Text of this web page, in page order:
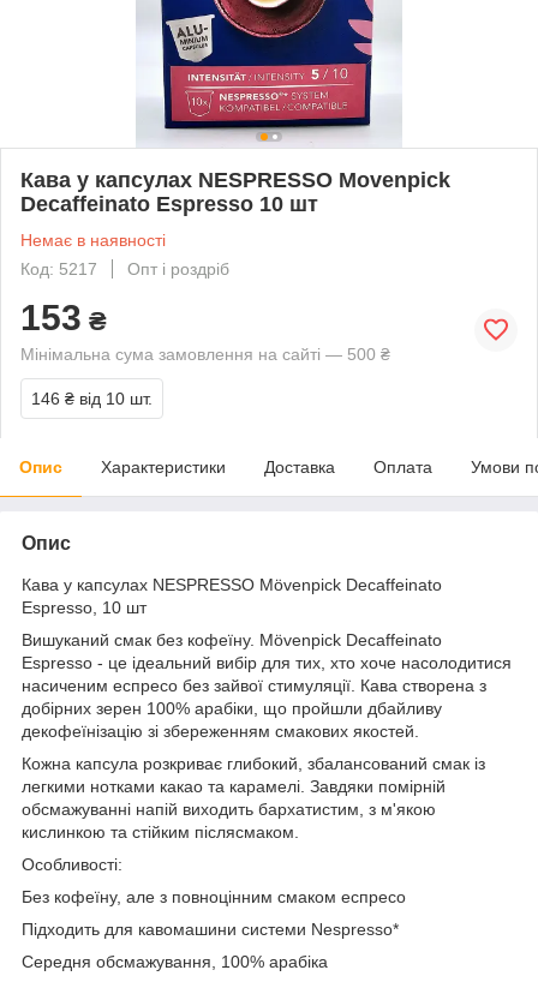
Кава у капсулах NESPRESSO Movenpick
Decaffeinato Espresso 10 шт
Немає в наявності
Код: 5217
Опт і роздріб
153 ₴
Мінімальна сума замовлення на сайті — 500 ₴
146 ₴ від 10 шт.
Опис Характеристики Доставка Оплата Умови
Опис
Кава у капсулах NESPRESSO Mövenpick Decaffeinato
Espresso, 10 шт
Вишуканий смак без кофеїну. Mövenpick Decaffeinato
Espresso - це ідеальний вибір для тих, хто хоче насолодитися
насиченим еспресо без зайвої стимуляції. Кава створена з
добірних зерен 100% арабіки, що пройшли дбайливу
декофеїнізацію зі збереженням смакових якостей.
Кожна капсула розкриває глибокий, збалансований смак із
легкими нотками какао та карамелі. Завдяки помірній
обсмажуванні напій виходить бархатистим, з м'якою
кислинкою та стійким післясмаком.
Особливості:
Без кофеїну, але з повноцінним смаком еспресо
Підходить для кавомашини системи Nespresso*
Середня обсмажування, 100% арабіка